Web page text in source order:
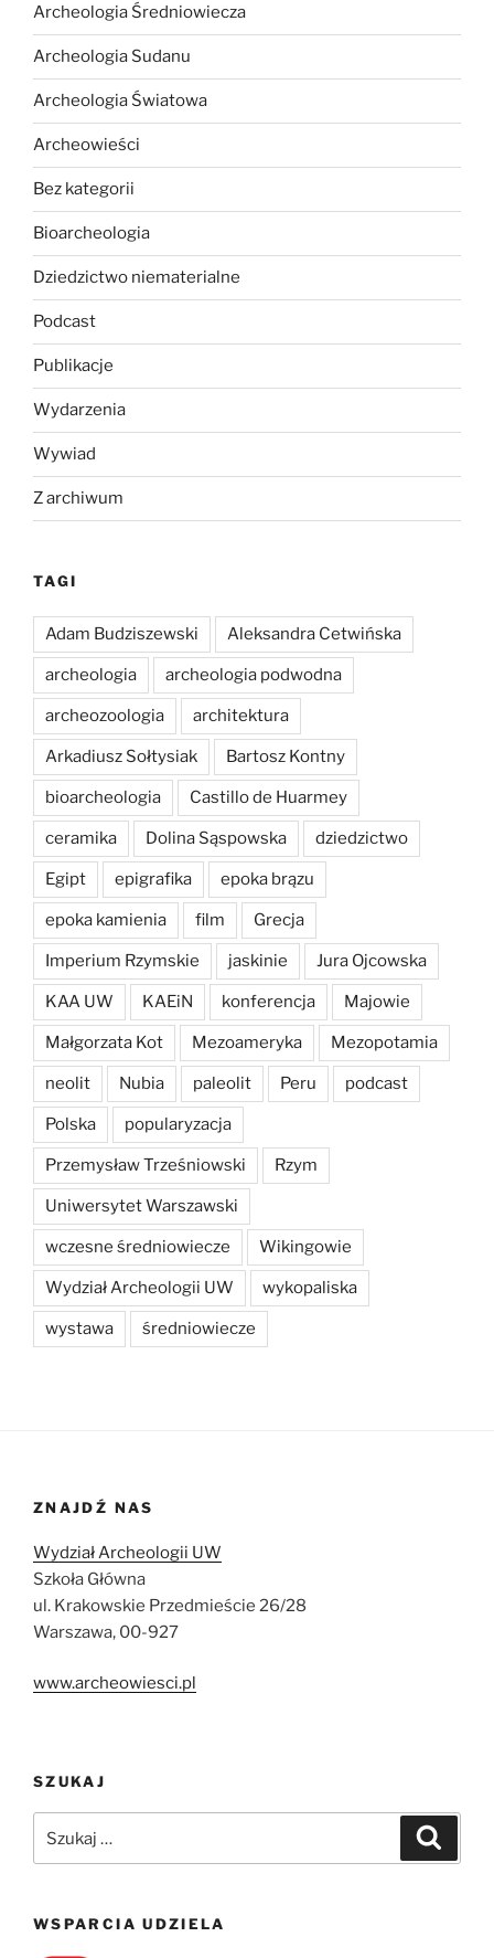
Archeologia Średniowiecza
Archeologia Sudanu
Archeologia Światowa
Archeowieści
Bez kategorii
Bioarcheologia
Dziedzictwo niematerialne
Podcast
Publikacje
Wydarzenia
Wywiad
Z archiwum
TAGI
Adam Budziszewski Aleksandra Cetwińska
archeologia archeologia podwodna
archeozoologia architektura
Arkadiusz Sołtysiak Bartosz Kontny
bioarcheologia Castillo de Huarmey
ceramika Dolina Sąspowska dziedzictwo
Egipt epigrafika epoka brązu
epoka kamienia film Grecja
Imperium Rzymskie jaskinie Jura Ojcowska
KAA UW KAEiN konferencja Majowie
Małgorzata Kot Mezoameryka Mezopotamia
neolit Nubia paleolit Peru podcast
Polska popularyzacja
Przemysław Trześniowski Rzym
Uniwersytet Warszawski
wczesne średniowiecze Wikingowie
Wydział Archeologii UW wykopaliska
wystawa średniowiecze
ZNAJDŹ NAS
Wydział Archeologii UW
Szkoła Główna
ul. Krakowskie Przedmieście 26/28
Warszawa, 00-927
www.archeowiesci.pl
SZUKAJ
WSPARCIA UDZIELA